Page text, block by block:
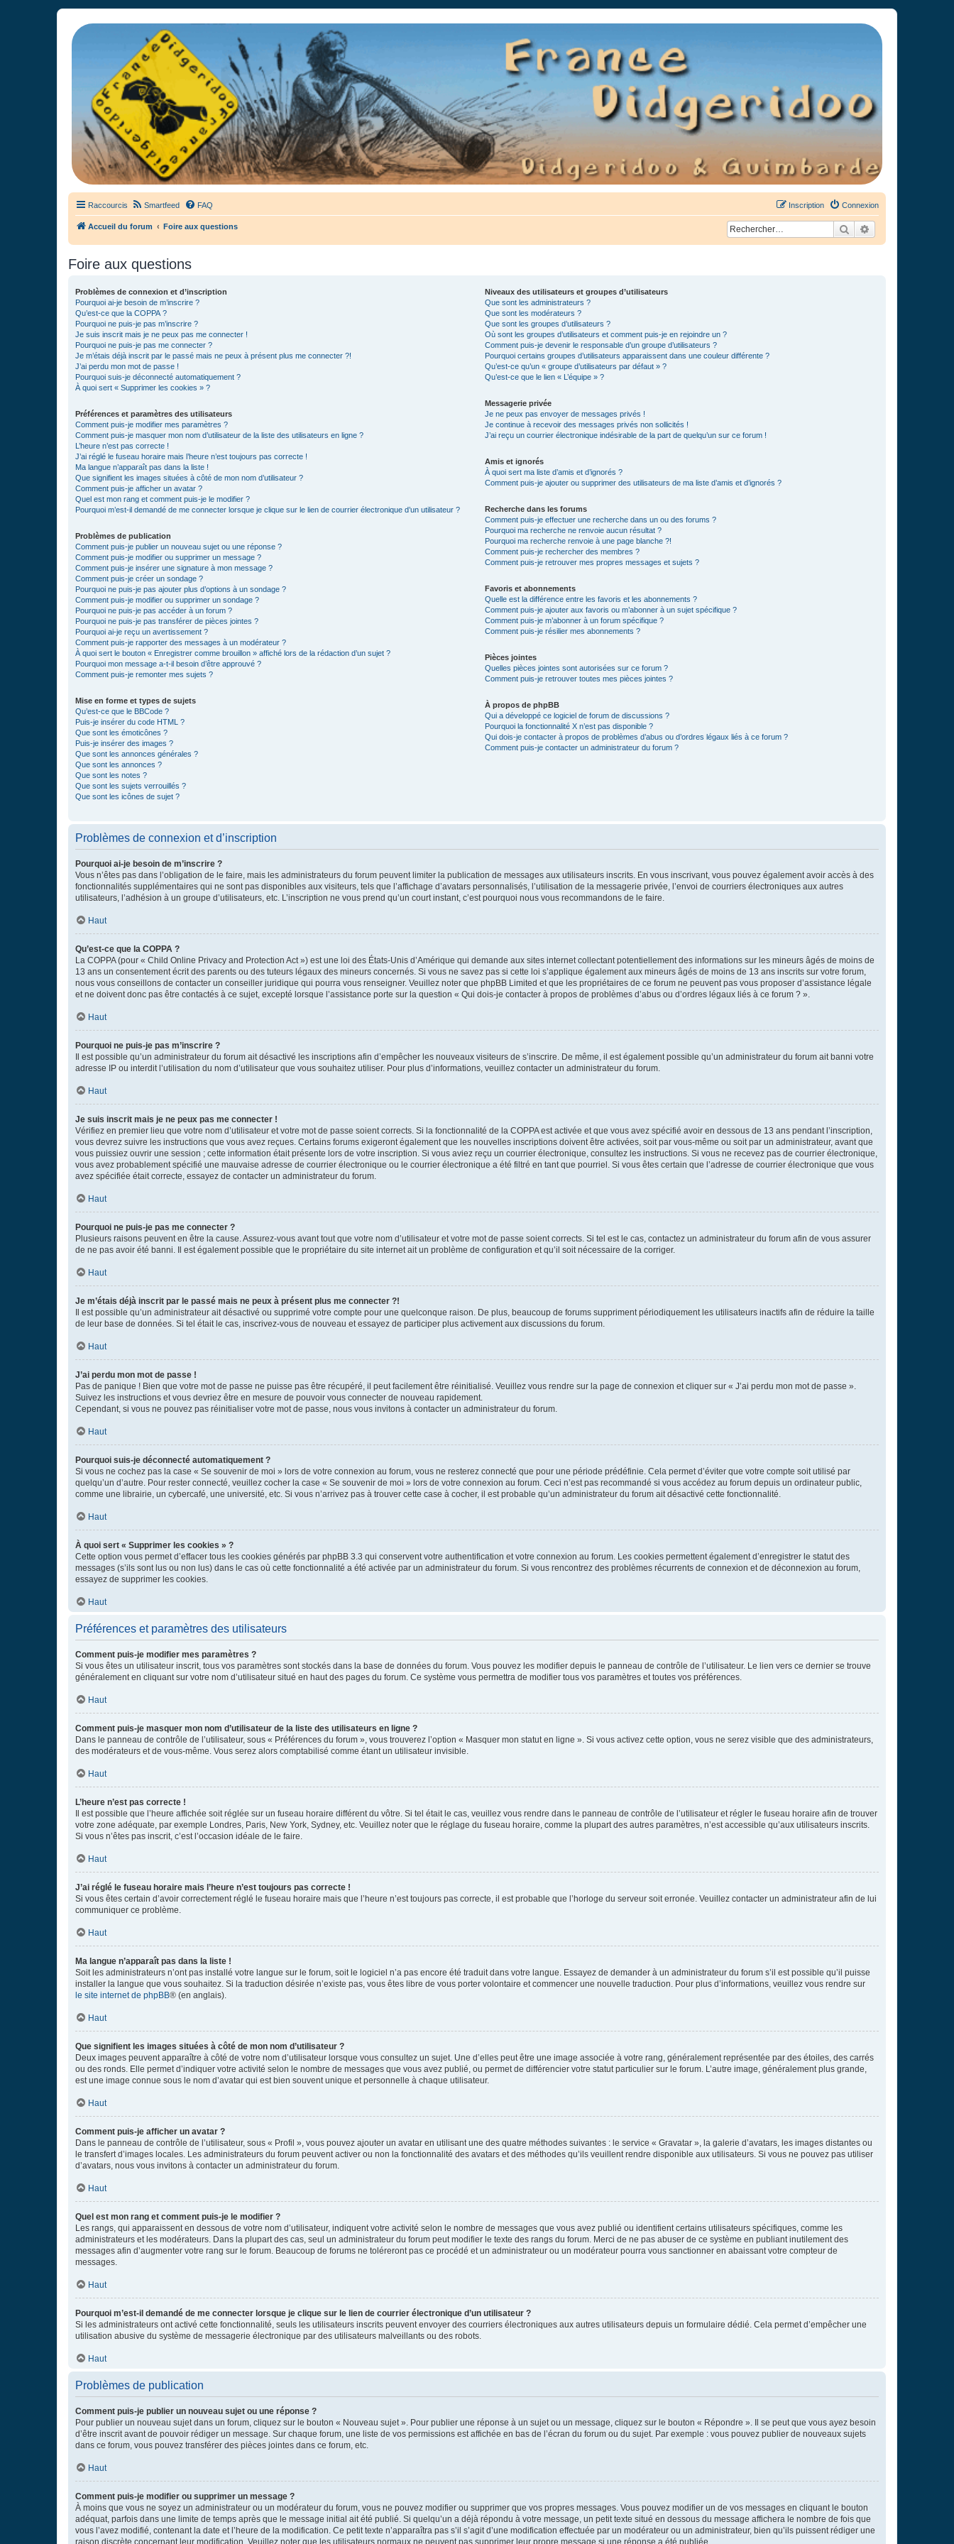
France Didgeridoo
Didgeridoo et Guimbarde sur France Didgeridoo - retrouvez la communauté.
Raccourcis Smartfeed FAQ Connexion
Inscription
Accueil du forum Foire aux questions Rechercher
Foire aux questions
Problèmes de connexion et d’inscription
Pourquoi ai-je besoin de m’inscrire ?
Qu’est-ce que la COPPA ?
Pourquoi ne puis-je pas m’inscrire ?
Je suis inscrit mais je ne peux pas me connecter !
Pourquoi ne puis-je pas me connecter ?
Je m’étais déjà inscrit par le passé mais ne peux à présent plus me connecter ?!
J’ai perdu mon mot de passe !
Pourquoi suis-je déconnecté automatiquement ?
À quoi sert « Supprimer les cookies » ?
Préférences et paramètres des utilisateurs
Comment puis-je modifier mes paramètres ?
Comment puis-je masquer mon nom d’utilisateur de la liste des utilisateurs en ligne ?
L’heure n’est pas correcte !
J’ai réglé le fuseau horaire mais l’heure n’est toujours pas correcte !
Ma langue n’apparaît pas dans la liste !
Que signifient les images situées à côté de mon nom d’utilisateur ?
Comment puis-je afficher un avatar ?
Quel est mon rang et comment puis-je le modifier ?
Pourquoi m’est-il demandé de me connecter lorsque je clique sur le lien de courrier électronique d’un utilisateur ?
Problèmes de publication
Comment puis-je publier un nouveau sujet ou une réponse ?
Comment puis-je modifier ou supprimer un message ?
Comment puis-je insérer une signature à mon message ?
Comment puis-je créer un sondage ?
Pourquoi ne puis-je pas ajouter plus d’options à un sondage ?
Comment puis-je modifier ou supprimer un sondage ?
Pourquoi ne puis-je pas accéder à un forum ?
Pourquoi ne puis-je pas transférer de pièces jointes ?
Pourquoi ai-je reçu un avertissement ?
Comment puis-je rapporter des messages à un modérateur ?
À quoi sert le bouton « Enregistrer comme brouillon » affiché lors de la rédaction d’un sujet ?
Pourquoi mon message a-t-il besoin d’être approuvé ?
Comment puis-je remonter mes sujets ?
Mise en forme et types de sujets
Qu’est-ce que le BBCode ?
Puis-je insérer du code HTML ?
Que sont les émoticônes ?
Puis-je insérer des images ?
Que sont les annonces générales ?
Que sont les annonces ?
Que sont les notes ?
Que sont les sujets verrouillés ?
Que sont les icônes de sujet ?
Niveaux des utilisateurs et groupes d’utilisateurs
Que sont les administrateurs ?
Que sont les modérateurs ?
Que sont les groupes d’utilisateurs ?
Où sont les groupes d’utilisateurs et comment puis-je en rejoindre un ?
Comment puis-je devenir le responsable d’un groupe d’utilisateurs ?
Pourquoi certains groupes d’utilisateurs apparaissent dans une couleur différente ?
Qu’est-ce qu’un « groupe d’utilisateurs par défaut » ?
Qu’est-ce que le lien « L’équipe » ?
Messagerie privée
Je ne peux pas envoyer de messages privés !
Je continue à recevoir des messages privés non sollicités !
J’ai reçu un courrier électronique indésirable de la part de quelqu’un sur ce forum !
Amis et ignorés
À quoi sert ma liste d’amis et d’ignorés ?
Comment puis-je ajouter ou supprimer des utilisateurs de ma liste d’amis et d’ignorés ?
Recherche dans les forums
Comment puis-je effectuer une recherche dans un ou des forums ?
Pourquoi ma recherche ne renvoie aucun résultat ?
Pourquoi ma recherche renvoie à une page blanche ?!
Comment puis-je rechercher des membres ?
Comment puis-je retrouver mes propres messages et sujets ?
Favoris et abonnements
Quelle est la différence entre les favoris et les abonnements ?
Comment puis-je ajouter aux favoris ou m’abonner à un sujet spécifique ?
Comment puis-je m’abonner à un forum spécifique ?
Comment puis-je résilier mes abonnements ?
Pièces jointes
Quelles pièces jointes sont autorisées sur ce forum ?
Comment puis-je retrouver toutes mes pièces jointes ?
À propos de phpBB
Qui a développé ce logiciel de forum de discussions ?
Pourquoi la fonctionnalité X n’est pas disponible ?
Qui dois-je contacter à propos de problèmes d’abus ou d’ordres légaux liés à ce forum ?
Comment puis-je contacter un administrateur du forum ?
Problèmes de connexion et d’inscription
Pourquoi ai-je besoin de m’inscrire ?
Vous n’êtes pas dans l’obligation de le faire, mais les administrateurs du forum peuvent limiter la publication de messages aux utilisateurs inscrits. En vous inscrivant, vous pouvez également avoir accès à des
fonctionnalités supplémentaires qui ne sont pas disponibles aux visiteurs, tels que l’affichage d’avatars personnalisés, l’utilisation de la messagerie privée, l’envoi de courriers électroniques aux autres
utilisateurs, l’adhésion à un groupe d’utilisateurs, etc. L’inscription ne vous prend qu’un court instant, c’est pourquoi nous vous recommandons de le faire.
Haut
Qu’est-ce que la COPPA ?
La COPPA (pour « Child Online Privacy and Protection Act ») est une loi des États-Unis d’Amérique qui demande aux sites internet collectant potentiellement des informations sur les mineurs âgés de moins de
13 ans un consentement écrit des parents ou des tuteurs légaux des mineurs concernés. Si vous ne savez pas si cette loi s’applique également aux mineurs âgés de moins de 13 ans inscrits sur votre forum,
nous vous conseillons de contacter un conseiller juridique qui pourra vous renseigner. Veuillez noter que phpBB Limited et que les propriétaires de ce forum ne peuvent pas vous proposer d’assistance légale
et ne doivent donc pas être contactés à ce sujet, excepté lorsque l’assistance porte sur la question « Qui dois-je contacter à propos de problèmes d’abus ou d’ordres légaux liés à ce forum ? ».
Haut
Pourquoi ne puis-je pas m’inscrire ?
Il est possible qu’un administrateur du forum ait désactivé les inscriptions afin d’empêcher les nouveaux visiteurs de s’inscrire. De même, il est également possible qu’un administrateur du forum ait banni votre
adresse IP ou interdit l’utilisation du nom d’utilisateur que vous souhaitez utiliser. Pour plus d’informations, veuillez contacter un administrateur du forum.
Haut
Je suis inscrit mais je ne peux pas me connecter !
Vérifiez en premier lieu que votre nom d’utilisateur et votre mot de passe soient corrects. Si la fonctionnalité de la COPPA est activée et que vous avez spécifié avoir en dessous de 13 ans pendant l’inscription,
vous devrez suivre les instructions que vous avez reçues. Certains forums exigeront également que les nouvelles inscriptions doivent être activées, soit par vous-même ou soit par un administrateur, avant que
vous puissiez ouvrir une session ; cette information était présente lors de votre inscription. Si vous aviez reçu un courrier électronique, consultez les instructions. Si vous ne recevez pas de courrier électronique,
vous avez probablement spécifié une mauvaise adresse de courrier électronique ou le courrier électronique a été filtré en tant que pourriel. Si vous êtes certain que l’adresse de courrier électronique que vous
avez spécifiée était correcte, essayez de contacter un administrateur du forum.
Haut
Pourquoi ne puis-je pas me connecter ?
Plusieurs raisons peuvent en être la cause. Assurez-vous avant tout que votre nom d’utilisateur et votre mot de passe soient corrects. Si tel est le cas, contactez un administrateur du forum afin de vous assurer
de ne pas avoir été banni. Il est également possible que le propriétaire du site internet ait un problème de configuration et qu’il soit nécessaire de la corriger.
Haut
Je m’étais déjà inscrit par le passé mais ne peux à présent plus me connecter ?!
Il est possible qu’un administrateur ait désactivé ou supprimé votre compte pour une quelconque raison. De plus, beaucoup de forums suppriment périodiquement les utilisateurs inactifs afin de réduire la taille
de leur base de données. Si tel était le cas, inscrivez-vous de nouveau et essayez de participer plus activement aux discussions du forum.
Haut
J’ai perdu mon mot de passe !
Pas de panique ! Bien que votre mot de passe ne puisse pas être récupéré, il peut facilement être réinitialisé. Veuillez vous rendre sur la page de connexion et cliquer sur « J’ai perdu mon mot de passe ».
Suivez les instructions et vous devriez être en mesure de pouvoir vous connecter de nouveau rapidement.
Cependant, si vous ne pouvez pas réinitialiser votre mot de passe, nous vous invitons à contacter un administrateur du forum.
Haut
Pourquoi suis-je déconnecté automatiquement ?
Si vous ne cochez pas la case « Se souvenir de moi » lors de votre connexion au forum, vous ne resterez connecté que pour une période prédéfinie. Cela permet d’éviter que votre compte soit utilisé par
quelqu’un d’autre. Pour rester connecté, veuillez cocher la case « Se souvenir de moi » lors de votre connexion au forum. Ceci n’est pas recommandé si vous accédez au forum depuis un ordinateur public,
comme une librairie, un cybercafé, une université, etc. Si vous n’arrivez pas à trouver cette case à cocher, il est probable qu’un administrateur du forum ait désactivé cette fonctionnalité.
Haut
À quoi sert « Supprimer les cookies » ?
Cette option vous permet d’effacer tous les cookies générés par phpBB 3.3 qui conservent votre authentification et votre connexion au forum. Les cookies permettent également d’enregistrer le statut des
messages (s’ils sont lus ou non lus) dans le cas où cette fonctionnalité a été activée par un administrateur du forum. Si vous rencontrez des problèmes récurrents de connexion et de déconnexion au forum,
essayez de supprimer les cookies.
Haut
Préférences et paramètres des utilisateurs
Comment puis-je modifier mes paramètres ?
Si vous êtes un utilisateur inscrit, tous vos paramètres sont stockés dans la base de données du forum. Vous pouvez les modifier depuis le panneau de contrôle de l’utilisateur. Le lien vers ce dernier se trouve
généralement en cliquant sur votre nom d’utilisateur situé en haut des pages du forum. Ce système vous permettra de modifier tous vos paramètres et toutes vos préférences.
Haut
Comment puis-je masquer mon nom d’utilisateur de la liste des utilisateurs en ligne ?
Dans le panneau de contrôle de l’utilisateur, sous « Préférences du forum », vous trouverez l’option « Masquer mon statut en ligne ». Si vous activez cette option, vous ne serez visible que des administrateurs,
des modérateurs et de vous-même. Vous serez alors comptabilisé comme étant un utilisateur invisible.
Haut
L’heure n’est pas correcte !
Il est possible que l’heure affichée soit réglée sur un fuseau horaire différent du vôtre. Si tel était le cas, veuillez vous rendre dans le panneau de contrôle de l’utilisateur et régler le fuseau horaire afin de trouver
votre zone adéquate, par exemple Londres, Paris, New York, Sydney, etc. Veuillez noter que le réglage du fuseau horaire, comme la plupart des autres paramètres, n’est accessible qu’aux utilisateurs inscrits.
Si vous n’êtes pas inscrit, c’est l’occasion idéale de le faire.
Haut
J’ai réglé le fuseau horaire mais l’heure n’est toujours pas correcte !
Si vous êtes certain d’avoir correctement réglé le fuseau horaire mais que l’heure n’est toujours pas correcte, il est probable que l’horloge du serveur soit erronée. Veuillez contacter un administrateur afin de lui
communiquer ce problème.
Haut
Ma langue n’apparaît pas dans la liste !
Soit les administrateurs n’ont pas installé votre langue sur le forum, soit le logiciel n’a pas encore été traduit dans votre langue. Essayez de demander à un administrateur du forum s’il est possible qu’il puisse
installer la langue que vous souhaitez. Si la traduction désirée n’existe pas, vous êtes libre de vous porter volontaire et commencer une nouvelle traduction. Pour plus d’informations, veuillez vous rendre sur
le site internet de phpBB® (en anglais).
Haut
Que signifient les images situées à côté de mon nom d’utilisateur ?
Deux images peuvent apparaître à côté de votre nom d’utilisateur lorsque vous consultez un sujet. Une d’elles peut être une image associée à votre rang, généralement représentée par des étoiles, des carrés
ou des ronds. Elle permet d’indiquer votre activité selon le nombre de messages que vous avez publié, ou permet de différencier votre statut particulier sur le forum. L’autre image, généralement plus grande,
est une image connue sous le nom d’avatar qui est bien souvent unique et personnelle à chaque utilisateur.
Haut
Comment puis-je afficher un avatar ?
Dans le panneau de contrôle de l’utilisateur, sous « Profil », vous pouvez ajouter un avatar en utilisant une des quatre méthodes suivantes : le service « Gravatar », la galerie d’avatars, les images distantes ou
le transfert d’images locales. Les administrateurs du forum peuvent activer ou non la fonctionnalité des avatars et des méthodes qu’ils veuillent rendre disponible aux utilisateurs. Si vous ne pouvez pas utiliser
d’avatars, nous vous invitons à contacter un administrateur du forum.
Haut
Quel est mon rang et comment puis-je le modifier ?
Les rangs, qui apparaissent en dessous de votre nom d’utilisateur, indiquent votre activité selon le nombre de messages que vous avez publié ou identifient certains utilisateurs spécifiques, comme les
administrateurs et les modérateurs. Dans la plupart des cas, seul un administrateur du forum peut modifier le texte des rangs du forum. Merci de ne pas abuser de ce système en publiant inutilement des
messages afin d’augmenter votre rang sur le forum. Beaucoup de forums ne toléreront pas ce procédé et un administrateur ou un modérateur pourra vous sanctionner en abaissant votre compteur de
messages.
Haut
Pourquoi m’est-il demandé de me connecter lorsque je clique sur le lien de courrier électronique d’un utilisateur ?
Si les administrateurs ont activé cette fonctionnalité, seuls les utilisateurs inscrits peuvent envoyer des courriers électroniques aux autres utilisateurs depuis un formulaire dédié. Cela permet d’empêcher une
utilisation abusive du système de messagerie électronique par des utilisateurs malveillants ou des robots.
Haut
Problèmes de publication
Comment puis-je publier un nouveau sujet ou une réponse ?
Pour publier un nouveau sujet dans un forum, cliquez sur le bouton « Nouveau sujet ». Pour publier une réponse à un sujet ou un message, cliquez sur le bouton « Répondre ». Il se peut que vous ayez besoin
d’être inscrit avant de pouvoir rédiger un message. Sur chaque forum, une liste de vos permissions est affichée en bas de l’écran du forum ou du sujet. Par exemple : vous pouvez publier de nouveaux sujets
dans ce forum, vous pouvez transférer des pièces jointes dans ce forum, etc.
Haut
Comment puis-je modifier ou supprimer un message ?
À moins que vous ne soyez un administrateur ou un modérateur du forum, vous ne pouvez modifier ou supprimer que vos propres messages. Vous pouvez modifier un de vos messages en cliquant le bouton
adéquat, parfois dans une limite de temps après que le message initial ait été publié. Si quelqu’un a déjà répondu à votre message, un petit texte situé en dessous du message affichera le nombre de fois que
vous l’avez modifié, contenant la date et l’heure de la modification. Ce petit texte n’apparaîtra pas s’il s’agit d’une modification effectuée par un modérateur ou un administrateur, bien qu’ils puissent rédiger une
raison discrète concernant leur modification. Veuillez noter que les utilisateurs normaux ne peuvent pas supprimer leur propre message si une réponse a été publiée.